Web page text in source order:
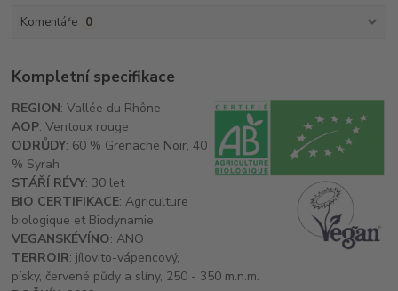
Komentáře 0
Kompletní specifikace
REGION: Vallée du Rhône
AOP: Ventoux rouge
ODRŮDY: 60 % Grenache Noir, 40
% Syrah
STÁŘÍ RÉVY: 30 let
BIO CERTIFIKACE: Agriculture
biologique et Biodynamie
VEGANSKÉVÍNO: ANO
TERROIR: jílovito-vápencový,
písky, červené půdy a slíny, 250 - 350 m.n.m.